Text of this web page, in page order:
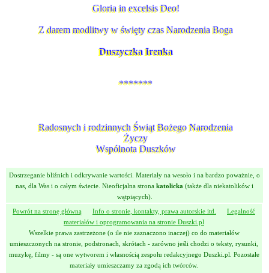
Gloria in excelsis Deo!
Z darem modlitwy w święty czas Narodzenia Boga
Duszyczka Irenka
*******
Radosnych i rodzinnych Świąt Bożego Narodzenia
Życzy
Wspólnota Duszków
Dostrzeganie bliźnich i odkrywanie wartości. Materiały na wesoło i na bardzo poważnie, o
nas, dla Was i o całym świecie. Nieoficjalna strona katolicka (także dla niekatolików i
wątpiących).
Powrót na stronę główną
Info o stronie, kontakty, prawa autorskie itd.
Legalność
materiałów i oprogramowania na stronie Duszki.pl
Wszelkie prawa zastrzeżone (o ile nie zaznaczono inaczej) co do materiałów
umieszczonych na stronie, podstronach, skrótach - zarówno jeśli chodzi o teksty, rysunki,
muzykę, filmy - są one wytworem i własnością zespołu redakcyjnego Duszki.pl. Pozostałe
materiały umieszczamy za zgodą ich twórców.